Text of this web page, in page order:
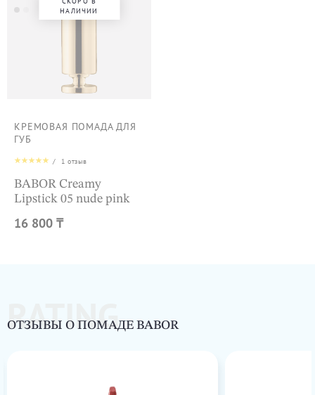
НАЛИЧИИ
КРЕМОВАЯ ПОМАДА ДЛЯ
ГУБ
/ 1 отзыв
BABOR Creamy
Lipstick 05 nude pink
16 800 ₸
RATING
ОТЗЫВЫ О ПОМАДЕ BABOR